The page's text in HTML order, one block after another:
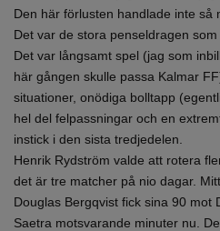
Den här förlusten handlade inte så
Det var de stora penseldragen som
Det var långsamt spel (jag som
här gången skulle passa Kalmar
situationer, onödiga bolltapp
hel del felpassningar och en
instick i den sista tredjedelen.
Henrik Rydström valde att rotera
det är tre matcher på nio dagar.
Douglas Bergqvist fick sina 90 mot
Saetra motsvarande minuter nu.